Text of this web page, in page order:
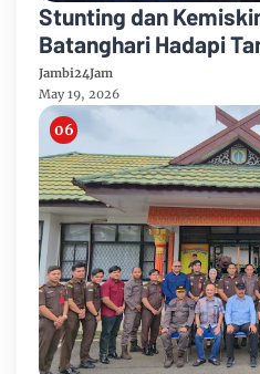
Stunting dan
Batanghari Hadapi
Transformasi Ekonomi
Jambi24Jam
May 19, 2026